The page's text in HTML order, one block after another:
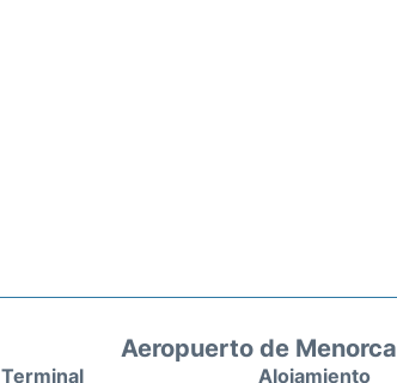
Aeropuerto de Menorca
Terminal Alojamiento